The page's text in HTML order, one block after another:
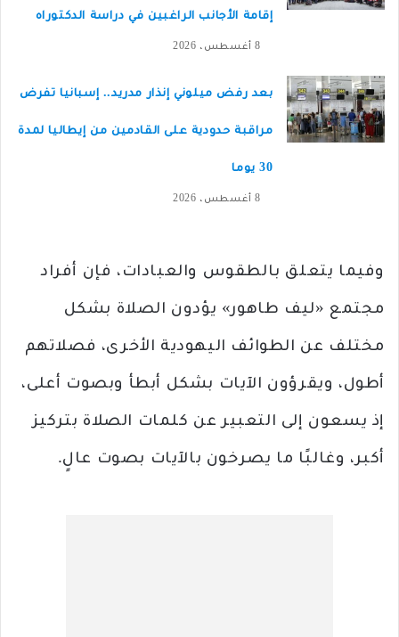
إقامة الأجانب الراغبين في دراسة الدكتوراه
8 أغسطس، 2026
بعد رفض ميلوني إنذار مدريد.. إسبانيا تفرض
مراقبة حدودية على القادمين من إيطاليا لمدة
30 يوما
8 أغسطس، 2026
وفيما يتعلق بالطقوس والعبادات، فإن أفراد
مجتمع «ليف طاهور» يؤدون الصلاة بشكل
مختلف عن الطوائف اليهودية الأخرى، فصلاتهم
أطول، ويقرؤون الآيات بشكل أبطأ وبصوت أعلى،
إذ يسعون إلى التعبير عن كلمات الصلاة بتركيز
أكبر، وغالبًا ما يصرخون بالآيات بصوت عالٍ.